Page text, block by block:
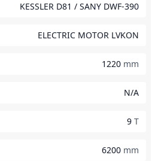
KESSLER D81 / SANY DWF-390
ELECTRIC MOTOR LVKON
1220 mm
N/A
9 T
6200 mm